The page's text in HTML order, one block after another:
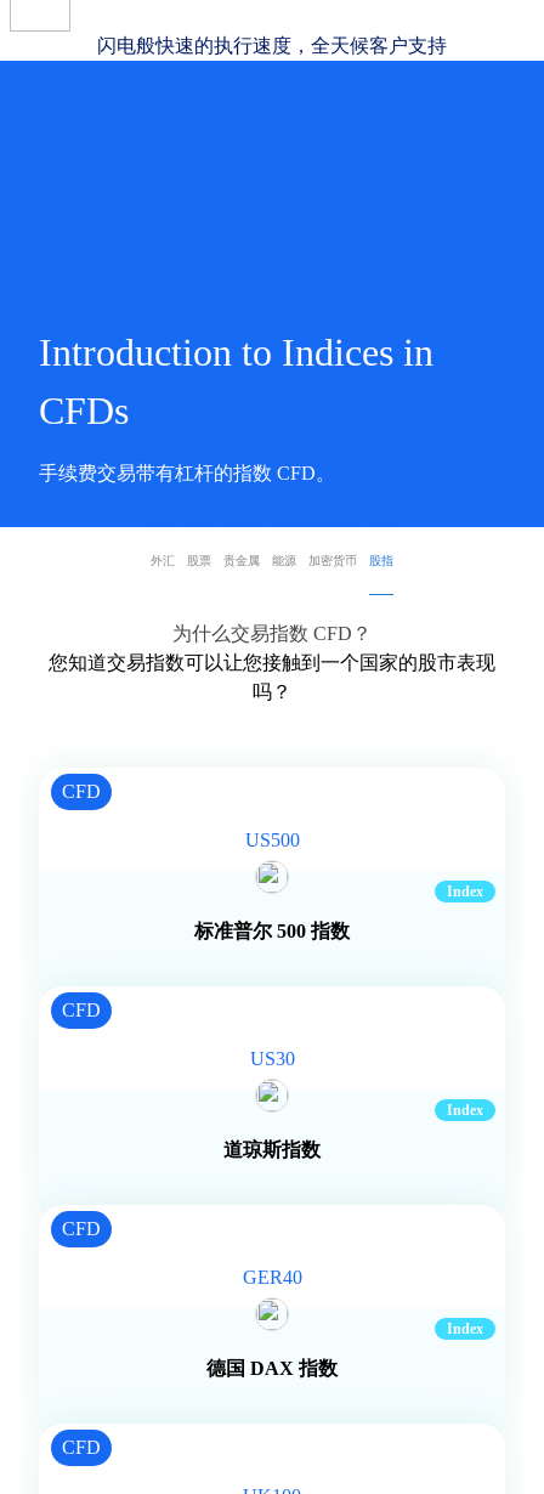
闪电般快速的执行速度，全天候客户支持
Introduction to Indices in
CFDs
手续费交易带有杠杆的指数 CFD。
外汇 股票 贵金属 能源 加密货币 股指
为什么交易指数 CFD？
您知道交易指数可以让您接触到一个国家的股市表现
吗？
CFD
US500
标准普尔 500 指数
CFD
US30
道琼斯指数
CFD
GER40
德国 DAX 指数
CFD